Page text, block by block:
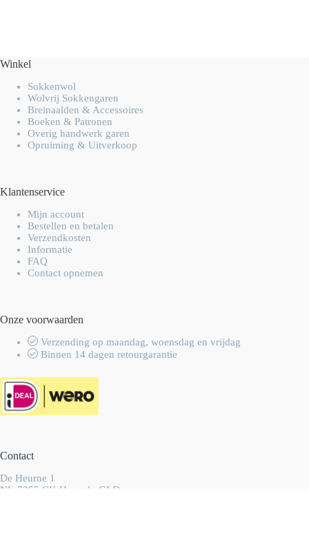
Winkel
Sokkenwol
Wolvrij Sokkengaren
Breinaalden & Accessoires
Boeken & Patronen
Overig handwerk garen
Opruiming & Uitverkoop
Klantenservice
Mijn account
Bestellen en betalen
Verzendkosten
Informatie
FAQ
Contact opnemen
Onze voorwaarden
Verzending op maandag, woensdag en vrijdag
Binnen 14 dagen retourgarantie
Contact
De Heurne 1
NL-7255 CK Hengelo GLD